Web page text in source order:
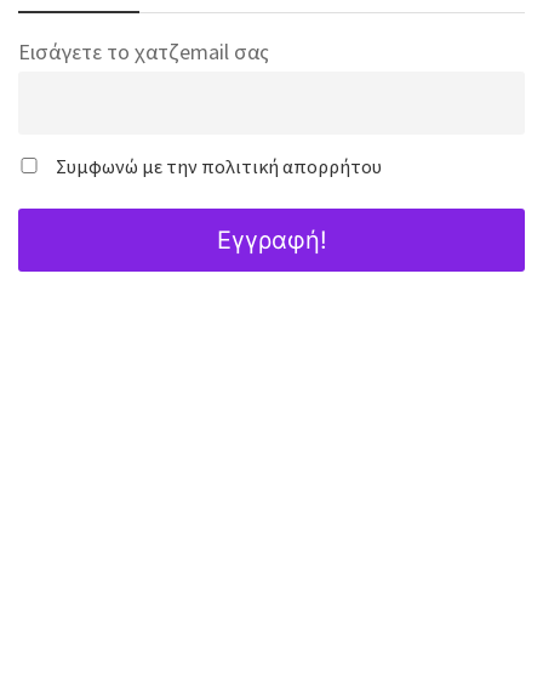
Εισάγετε το χατζemail σας
Συμφωνώ με την πολιτική απορρήτου